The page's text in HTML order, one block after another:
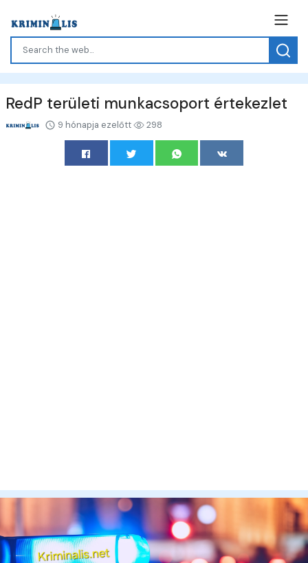
RedP területi munkacsoport értekezlet
9 hónapja ezelőtt 298